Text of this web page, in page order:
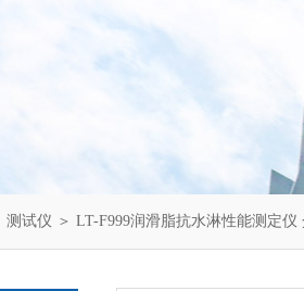
测试仪 ＞ LT-F999润滑脂抗水淋性能测定仪